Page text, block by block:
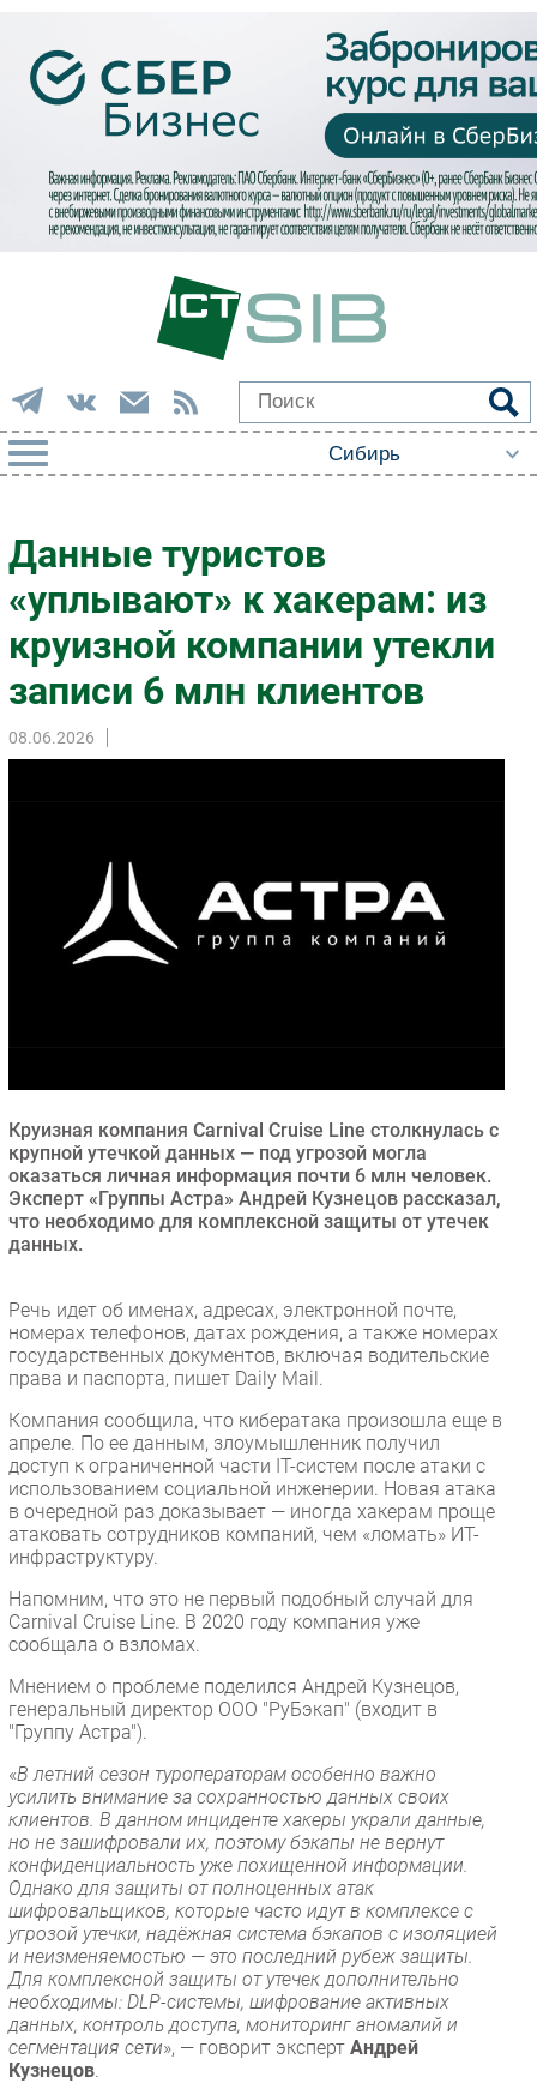
Импорто­замещение
Автоматизация Промышленности
Интернет
Мобильная связь
Фиксированная связь
Интеграция
Оборудование
Outsourcing
Кадры
Инновации
CIO/Управление ИТ
Гаджеты
Здоровье
РАЗДЕЛЫ
Новости
Аналитика
Интервью
Мероприятия
Проекты
IT класс
Тестовый стенд
Каталог компаний
Данные туристов
«уплывают» к хакерам: из
круизной компании утекли
записи 6 млн клиентов
08.06.2026
Круизная компания Carnival Cruise Line столкнулась с
крупной утечкой данных — под угрозой могла
оказаться личная информация почти 6 млн человек.
Эксперт «Группы Астра» Андрей Кузнецов рассказал,
что необходимо для комплексной защиты от утечек
данных.
Речь идет об именах, адресах, электронной почте,
номерах телефонов, датах рождения, а также номерах
государственных документов, включая водительские
права и паспорта, пишет Daily Mail.
Компания сообщила, что кибератака произошла еще в
апреле. По ее данным, злоумышленник получил
доступ к ограниченной части IT-систем после атаки с
использованием социальной инженерии. Новая атака
в очередной раз доказывает — иногда хакерам проще
атаковать сотрудников компаний, чем «ломать» ИТ-
инфраструктуру.
Напомним, что это не первый подобный случай для
Carnival Cruise Line. В 2020 году компания уже
сообщала о взломах.
Мнением о проблеме поделился Андрей Кузнецов,
генеральный директор ООО "РуБэкап" (входит в
"Группу Астра").
«В летний сезон туроператорам особенно важно
усилить внимание за сохранностью данных своих
клиентов. В данном инциденте хакеры украли данные,
но не зашифровали их, поэтому бэкапы не вернут
конфиденциальность уже похищенной информации.
Однако для защиты от полноценных атак
шифровальщиков, которые часто идут в комплексе с
угрозой утечки, надёжная система бэкапов с изоляцией
и неизменяемостью — это последний рубеж защиты.
Для комплексной защиты от утечек дополнительно
необходимы: DLP-системы, шифрование активных
данных, контроль доступа, мониторинг аномалий и
сегментация сети», — говорит эксперт Андрей
Кузнецов